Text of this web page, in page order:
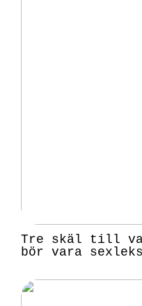
Tre skäl till
bör vara